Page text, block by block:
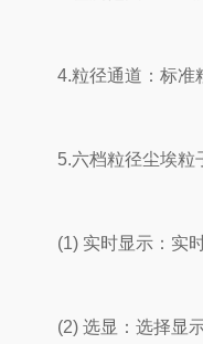
4.粒径通道：标准粒
5.六档粒径尘埃粒子
(1) 实时显示：实时
(2) 选显：选择显示